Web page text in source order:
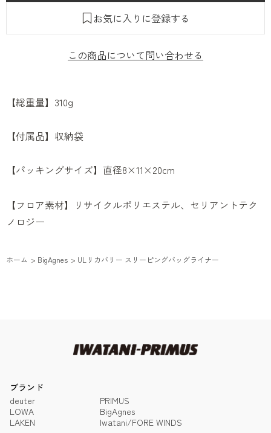
お気に入りに登録する
この商品について問い合わせる
【総重量】310g
【付属品】収納袋
【パッキングサイズ】直径8×11×20cm
【フロア素材】リサイクルポリエステル、セリアントテク
ノロジー
ホーム > BigAgnes > ULリカバリー スリーピングバッグライナー
ブランド
deuter
LOWA
LAKEN
PRIMUS
BigAgnes
Iwatani/FORE WINDS